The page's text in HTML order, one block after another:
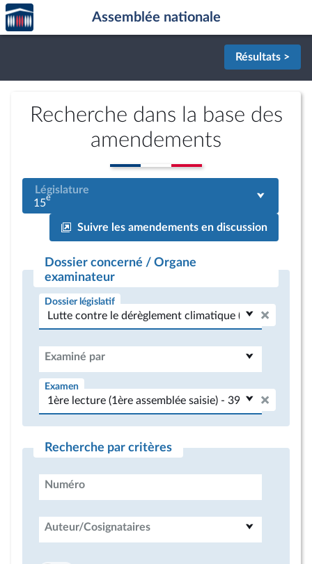
Aller au contenu
Aller en bas de la page
Accèder
à la
page
Assemblée nationale
Résultats >
Recherche dans la base des
amendements
Législature
15e
Suivre les amendements en discussion
Dossier concerné / Organe
examinateur
Dossier législatif
Examiné par
Examen
Recherche par critères
Numéro
Auteur/Cosignataires